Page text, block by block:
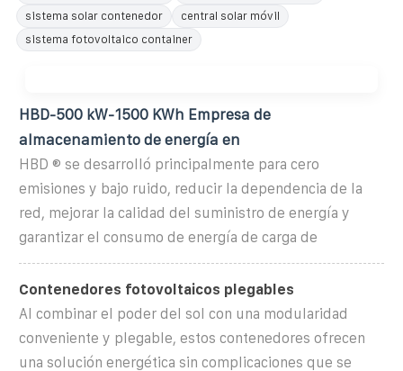
sistema solar contenedor
central solar móvil
sistema fotovoltaico container
HBD-500 kW-1500 KWh Empresa de
almacenamiento de energía en
HBD ® se desarrolló principalmente para cero
emisiones y bajo ruido, reducir la dependencia de la
red, mejorar la calidad del suministro de energía y
garantizar el consumo de energía de carga de
Contenedores fotovoltaicos plegables
Al combinar el poder del sol con una modularidad
conveniente y plegable, estos contenedores ofrecen
una solución energética sin complicaciones que se